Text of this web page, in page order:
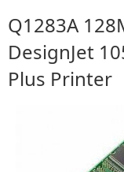
Q1283A
DesignJet
Plus Printer